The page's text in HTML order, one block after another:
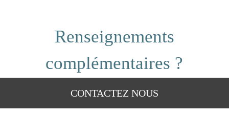
Renseignements
complémentaires ?
CONTACTEZ NOUS